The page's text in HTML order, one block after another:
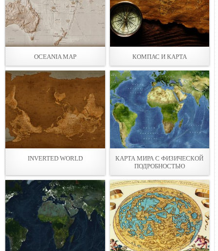
OCEANIA MAP КОМПАС И КАРТА
INVERTED WORLD
КАРТА МИРА С ФИЗИЧЕСКОЙ
ПОДРОБНОСТЬЮ